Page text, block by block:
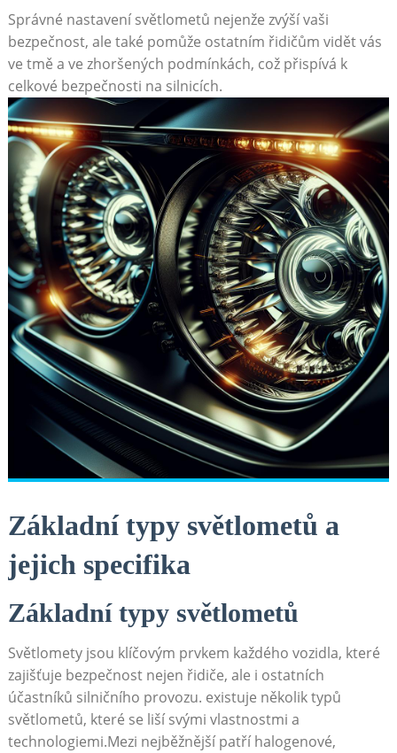
Správné nastavení světlometů nejenže zvýší vaši
bezpečnost, ale také pomůže ostatním řidičům vidět vás
ve tmě a ve zhoršených podmínkách, což přispívá k
celkové bezpečnosti na silnicích.
Základní typy světlometů a
jejich specifika
Základní typy světlometů
Světlomety jsou klíčovým prvkem každého vozidla, které
zajišťuje bezpečnost nejen řidiče, ale i ostatních
účastníků silničního provozu. existuje několik typů
světlometů, které se liší svými vlastnostmi a
technologiemi.Mezi nejběžnější patří halogenové,